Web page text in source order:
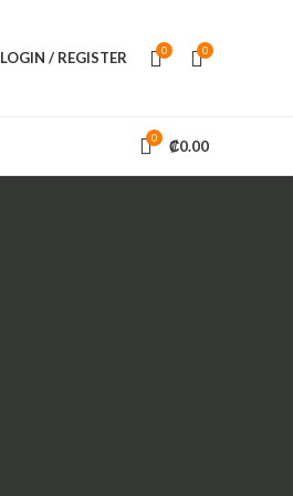
LOGIN / REGISTER 0 0
0 ₡0.00